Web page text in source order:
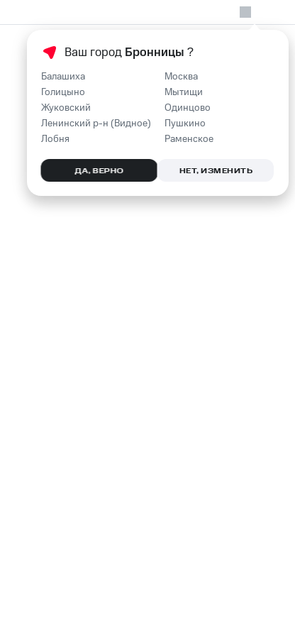
Ваш город Бронницы ?
Балашиха
Голицыно
Жуковский
Ленинский р-н (Видное)
Лобня
Москва
Мытищи
Одинцово
Пушкино
Раменское
ДА, ВЕРНО НЕТ, ИЗМЕНИТЬ